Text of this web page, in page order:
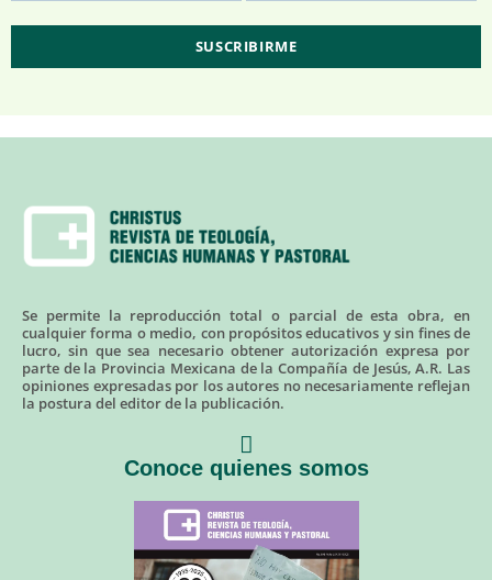
Se permite la reproducción total o parcial de esta obra, en
cualquier forma o medio, con propósitos educativos y sin fines de
lucro, sin que sea necesario obtener autorización expresa por
parte de la Provincia Mexicana de la Compañía de Jesús, A.R. Las
opiniones expresadas por los autores no necesariamente reflejan
la postura del editor de la publicación.
Conoce quienes somos